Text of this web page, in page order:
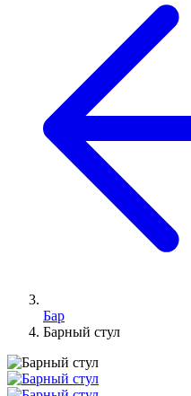
Бар
Барный стул